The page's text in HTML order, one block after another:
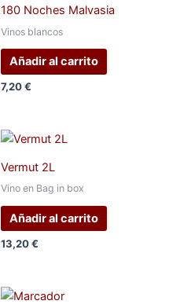
180 Noches Malvasia
Vinos blancos
Añadir al carrito
7,20€
Vermut 2L
Vino en Bag in box
Añadir al carrito
13,20€